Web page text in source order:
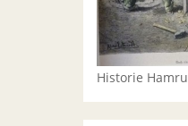
Historie Hamru